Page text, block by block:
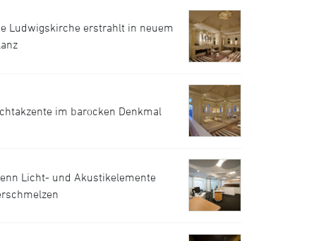
Ludwigskirche erstrahlt in neuem
im barocken Denkmal
Licht- und Akustikelemente